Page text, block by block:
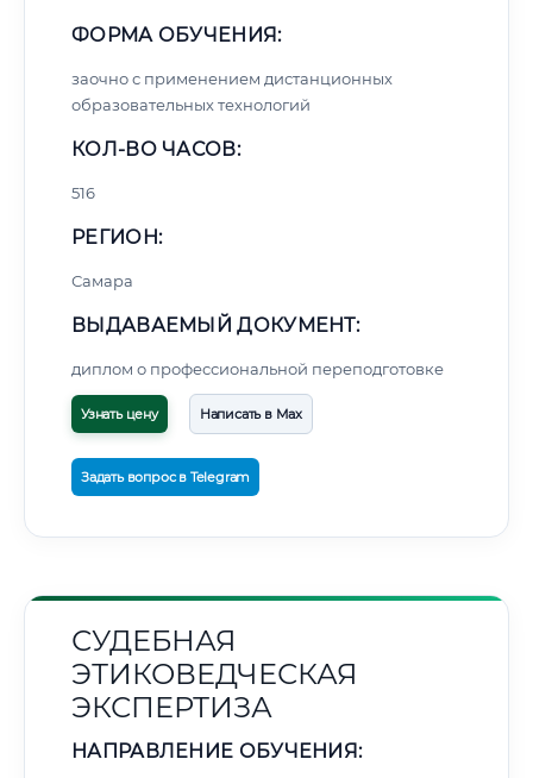
ФОРМА ОБУЧЕНИЯ:
заочно с применением дистанционных
образовательных технологий
КОЛ-ВО ЧАСОВ:
516
РЕГИОН:
Самара
ВЫДАВАЕМЫЙ ДОКУМЕНТ:
диплом о профессиональной переподготовке
Узнать цену Написать в Max
Задать вопрос в Telegram
СУДЕБНАЯ
ЭТИКОВЕДЧЕСКАЯ
ЭКСПЕРТИЗА
НАПРАВЛЕНИЕ ОБУЧЕНИЯ: